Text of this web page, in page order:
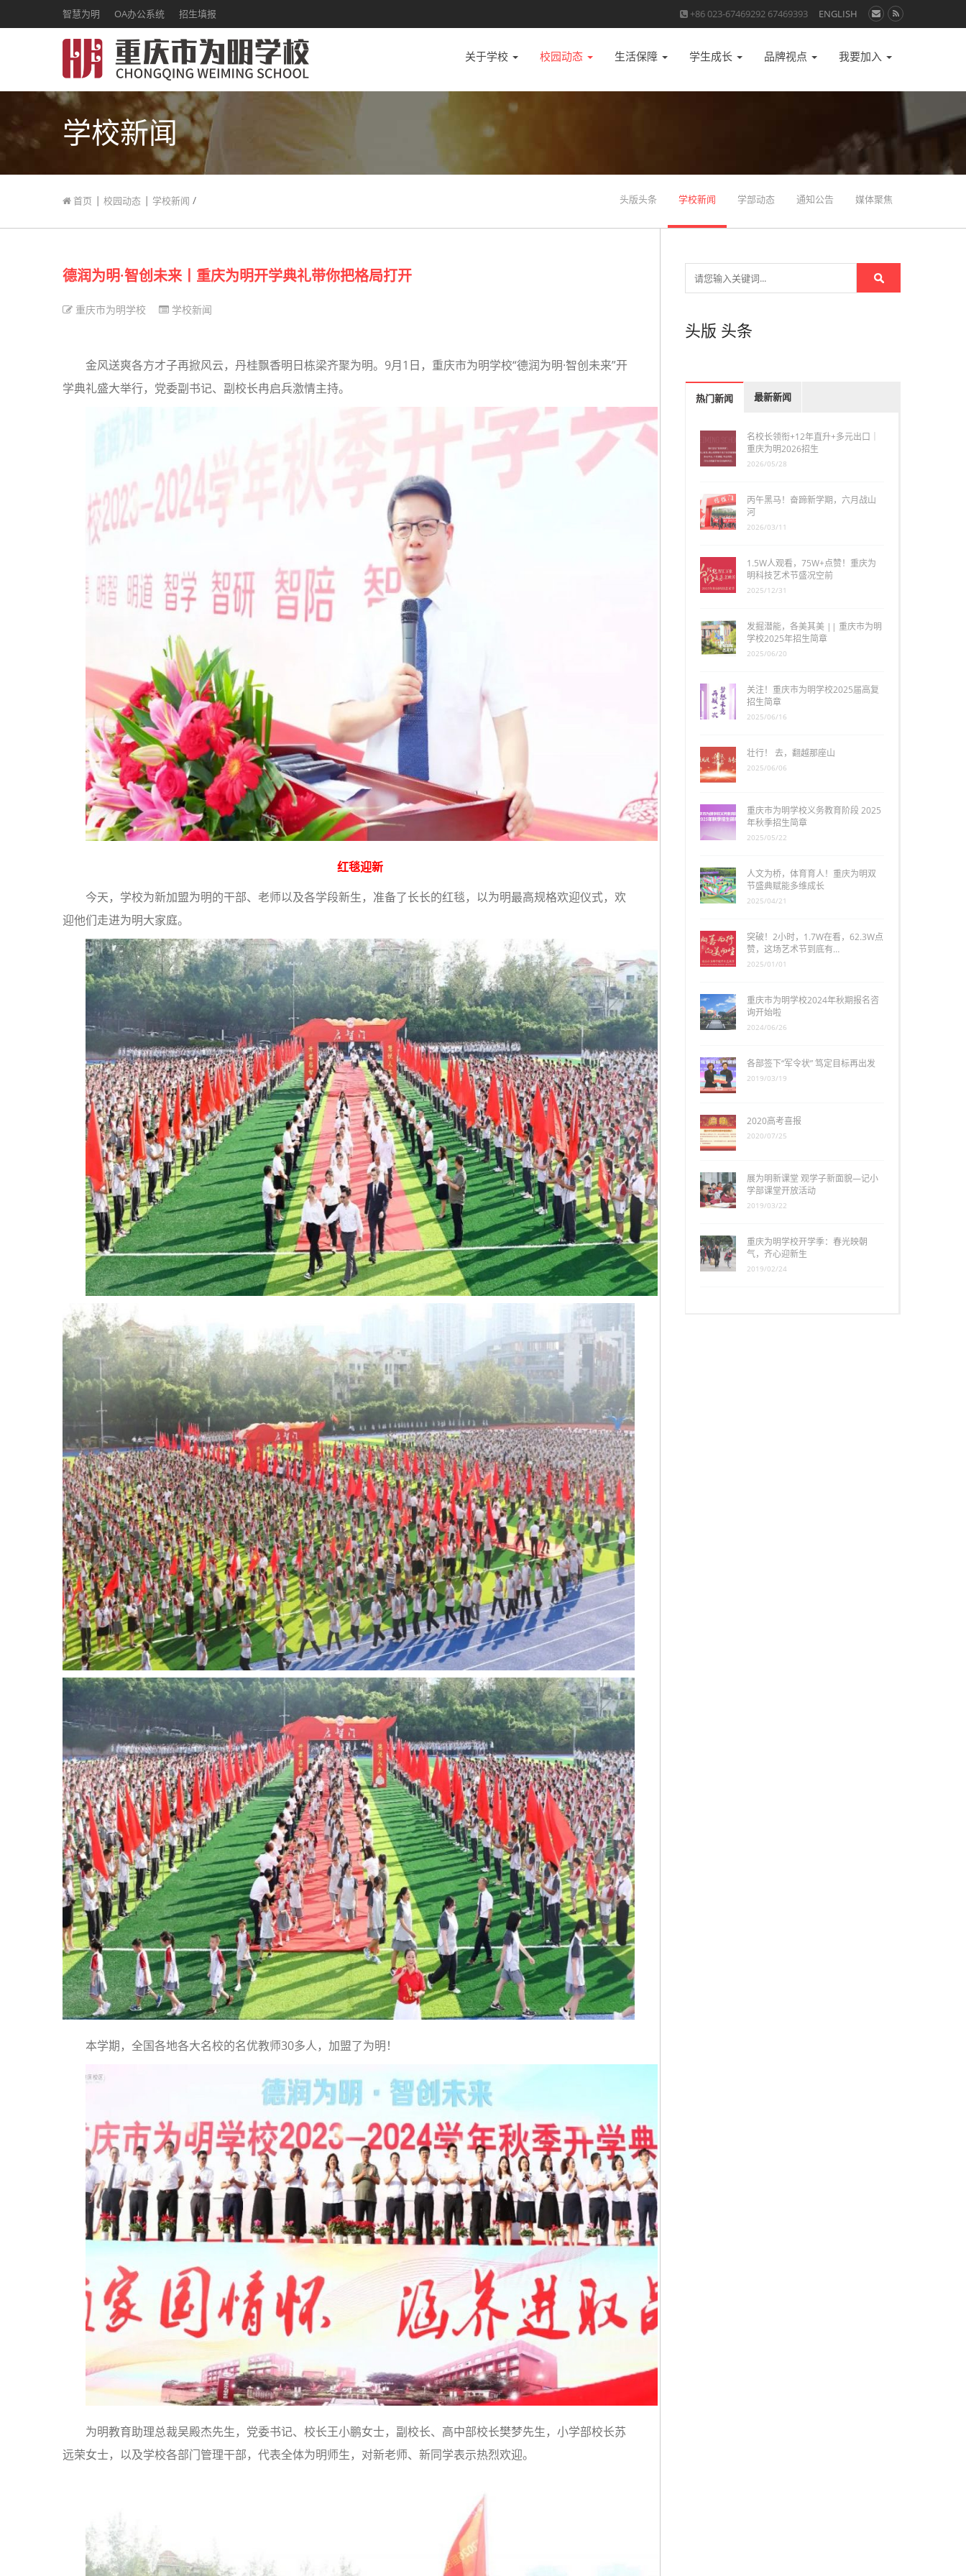
智慧为明 OA办公系统 招生填报 +86 023-67469292 67469393 ENGLISH
关于学校 校园动态 生活保障 学生成长 品牌视点 我要加入
学校新闻
首页 | 校园动态 | 学校新闻 / 头版头条 学校新闻 学部动态 通知公告 媒体聚焦
德润为明·智创未来丨重庆为明开学典礼带你把格局打开
重庆市为明学校 学校新闻
金风送爽各方才子再掀风云，丹桂飘香明日栋梁齐聚为明。9月1日，重庆市为明学校“德润为明·智创未来”开
学典礼盛大举行，党委副书记、副校长冉启兵激情主持。
红毯迎新
今天，学校为新加盟为明的干部、老师以及各学段新生，准备了长长的红毯，以为明最高规格欢迎仪式，欢
迎他们走进为明大家庭。
本学期，全国各地各大名校的名优教师30多人，加盟了为明！
为明教育助理总裁吴殿杰先生，党委书记、校长王小鹏女士，副校长、高中部校长樊梦先生，小学部校长苏
远荣女士，以及学校各部门管理干部，代表全体为明师生，对新老师、新同学表示热烈欢迎。
头版 头条
热门新闻 最新新闻
名校长领衔+12年直升+多元出口｜
重庆为明2026招生
2026/05/28
丙午黑马！奋蹄新学期，六月战山
河
2026/03/11
1.5W人观看，75W+点赞！重庆为
明科技艺术节盛况空前
2025/12/31
发掘潜能，各美其美 || 重庆市为明
学校2025年招生简章
2025/06/20
关注！重庆市为明学校2025届高复
招生简章
2025/06/16
壮行！ 去，翻越那座山
2025/06/06
重庆市为明学校义务教育阶段 2025
年秋季招生简章
2025/05/22
人文为桥，体育育人！重庆为明双
节盛典赋能多维成长
2025/04/21
突破！2小时，1.7W在看，62.3W点
赞，这场艺术节到底有…
2025/01/01
重庆市为明学校2024年秋期报名咨
询开始啦
2024/06/26
各部签下“军令状” 笃定目标再出发
2019/03/19
2020高考喜报
2020/07/25
展为明新课堂 观学子新面貌—记小
学部课堂开放活动
2019/03/22
重庆为明学校开学季：春光映朝
气，齐心迎新生
2019/02/24